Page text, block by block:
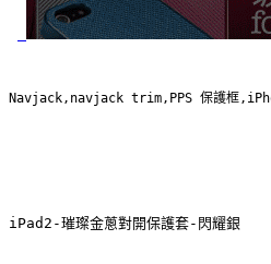
Navjack,navjack trim,PPS 保護框
iPad2-璀璨金蔥對開保護套-閃耀銀